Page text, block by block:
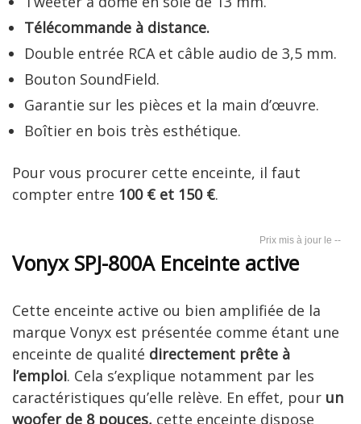
Télécommande à distance.
Double entrée RCA et câble audio de 3,5 mm.
Bouton SoundField.
Garantie sur les pièces et la main d’œuvre.
Boîtier en bois très esthétique.
Pour vous procurer cette enceinte, il faut
compter entre 100 € et 150 €.
--
Vonyx SPJ-800A Enceinte active
Cette enceinte active ou bien amplifiée de la
marque Vonyx est présentée comme étant une
enceinte de qualité directement prête à
l’emploi. Cela s’explique notamment par les
caractéristiques qu’elle relève. En effet, pour un
woofer de 8 pouces, cette enceinte dispose